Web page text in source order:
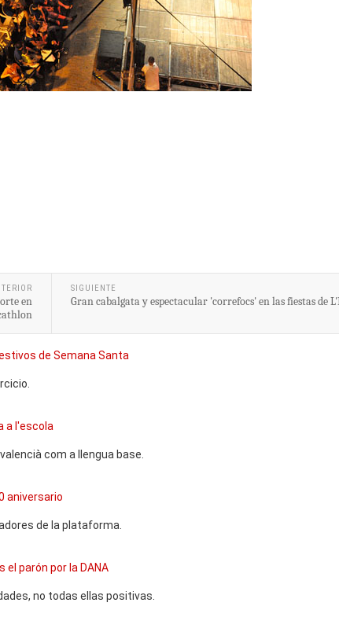
en
SIGUIENTE
Gran cabalgata y espectacular 'correfocs' en las fiestas de
de Semana Santa
a l'escola
com a llengua base.
aniversario
de la plataforma.
el parón por la DANA
no todas ellas positivas.